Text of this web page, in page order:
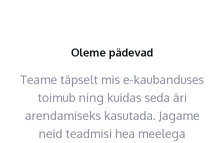
Oleme pädevad
Teame täpselt mis e-kaubanduses
toimub ning kuidas seda äri
arendamiseks kasutada. Jagame
neid teadmisi hea meelega